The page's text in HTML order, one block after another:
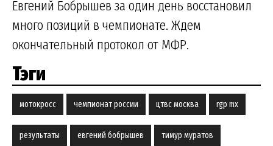
Евгений Бобрышев за один день восстановил
много позиций в чемпионате. Ждем
окончательный протокол от МФР.
Тэги
мотокросс чемпионат россии цтвс москва rgp mx
результаты евгений бобрышев тимур муратов